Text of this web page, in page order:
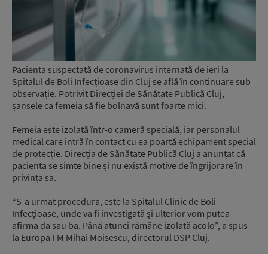
Pacienta suspectată de coronavirus internată de ieri la
Spitalul de Boli Infecțioase din Cluj se află în continuare sub
observație. Potrivit Direcției de Sănătate Publică Cluj,
șansele ca femeia să fie bolnavă sunt foarte mici.
Femeia este izolată într-o cameră specială, iar personalul
medical care intră în contact cu ea poartă echipament special
de protecție. Direcția de Sănătate Publică Cluj a anunțat că
pacienta se simte bine și nu există motive de îngrijorare în
privința sa.
“S-a urmat procedura, este la Spitalul Clinic de Boli
Infecțioase, unde va fi investigată și ulterior vom putea
afirma da sau ba. Până atunci rămâne izolată acolo”, a spus
la Europa FM Mihai Moisescu, directorul DSP Cluj.